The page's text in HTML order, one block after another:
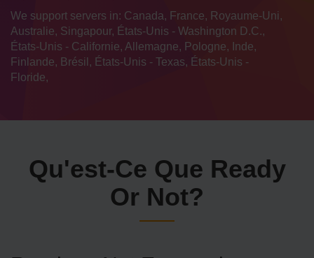
We support servers in: Canada, France, Royaume-Uni,
Australie, Singapour, États-Unis - Washington D.C.,
États-Unis - Californie, Allemagne, Pologne, Inde,
Finlande, Brésil, États-Unis - Texas, États-Unis -
Floride,
Qu'est-Ce Que Ready
Or Not?